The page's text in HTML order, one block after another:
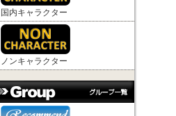
国内キャラクター
ノンキャラクター